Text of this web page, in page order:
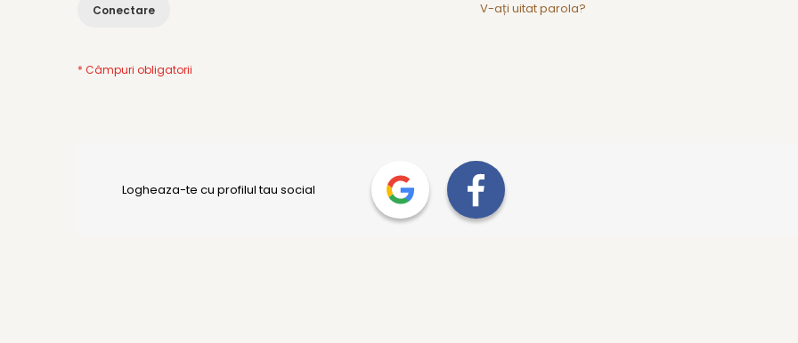
Conectare V-ați uitat parola?
Logheaza-te cu profilul tau social